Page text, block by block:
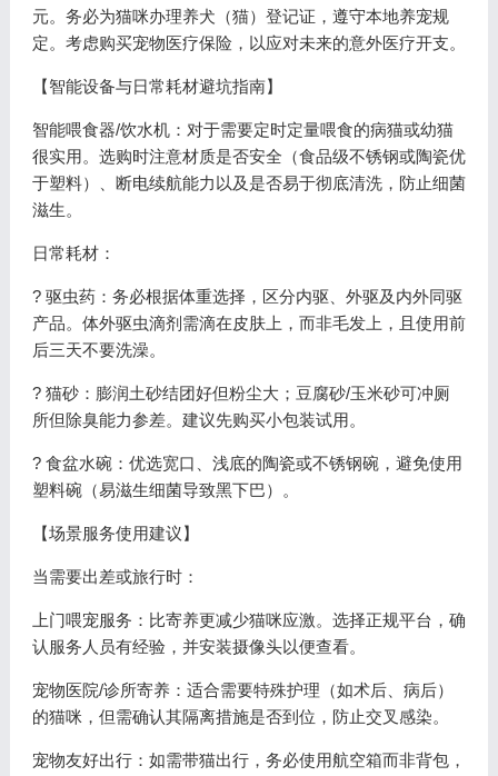
元。务必为猫咪办理养犬（猫）登记证，遵守本地养宠规
定。考虑购买宠物医疗保险，以应对未来的意外医疗开支。
【智能设备与日常耗材避坑指南】
智能喂食器/饮水机：对于需要定时定量喂食的病猫或幼猫
很实用。选购时注意材质是否安全（食品级不锈钢或陶瓷优
于塑料）、断电续航能力以及是否易于彻底清洗，防止细菌
滋生。
日常耗材：
? 驱虫药：务必根据体重选择，区分内驱、外驱及内外同驱
产品。体外驱虫滴剂需滴在皮肤上，而非毛发上，且使用前
后三天不要洗澡。
? 猫砂：膨润土砂结团好但粉尘大；豆腐砂/玉米砂可冲厕
所但除臭能力参差。建议先购买小包装试用。
? 食盆水碗：优选宽口、浅底的陶瓷或不锈钢碗，避免使用
塑料碗（易滋生细菌导致黑下巴）。
【场景服务使用建议】
当需要出差或旅行时：
上门喂宠服务：比寄养更减少猫咪应激。选择正规平台，确
认服务人员有经验，并安装摄像头以便查看。
宠物医院/诊所寄养：适合需要特殊护理（如术后、病后）
的猫咪，但需确认其隔离措施是否到位，防止交叉感染。
宠物友好出行：如需带猫出行，务必使用航空箱而非背包，